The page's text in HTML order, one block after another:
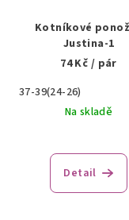
Kotníkové
Justina-1
74 Kč / pár
37-39(24-26)
Na skladě
Detail